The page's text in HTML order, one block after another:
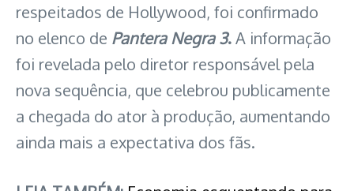
respeitados de Hollywood, foi confirmado
no elenco de Pantera Negra 3.A informação
foi revelada pelo diretor responsável pela
nova sequência, que celebrou publicamente
a chegada do ator à produção, aumentando
ainda mais a expectativa dos fãs.